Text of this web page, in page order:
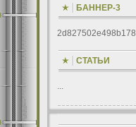
БАННЕР-3
2d827502e498b178
СТАТЬИ
...